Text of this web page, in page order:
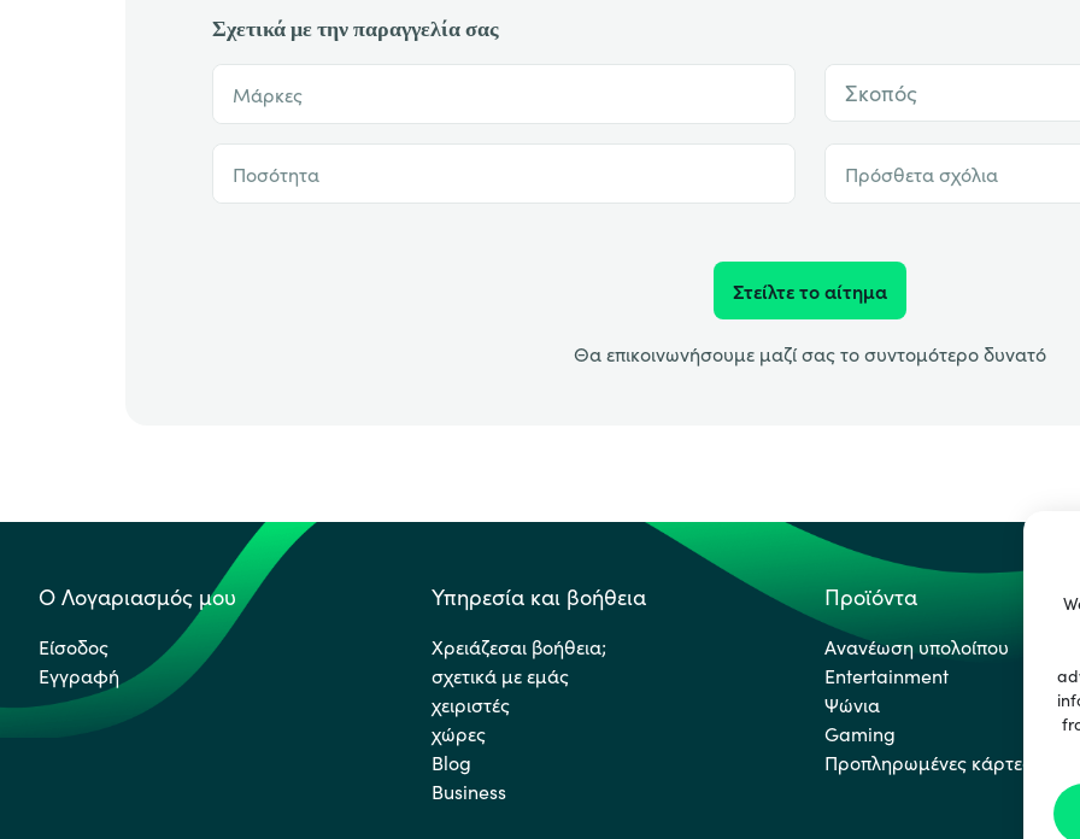
Σχετικά με την παραγγελία σας
Μάρκες Σκοπός
Ποσότητα Πρόσθετα σχόλια
Στείλτε το αίτημα
Θα επικοινωνήσουμε μαζί σας το συντομότερο δυνατό
Ο Λογαριασμός μου
Είσοδος
Εγγραφή
Υπηρεσία και βοήθεια
Χρειάζεσαι βοήθεια;
σχετικά με εμάς
χειριστές
χώρες
Blog
Business
Προϊόντα
Ανανέωση υπολοίπου
Entertainment
Ψώνια
Gaming
Προπληρωμένες κάρτες